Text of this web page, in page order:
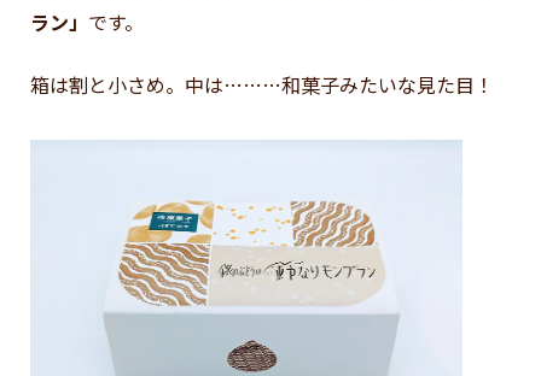
ラン」 です。
箱は割と小さめ。中は………和菓子みたいな見た目！